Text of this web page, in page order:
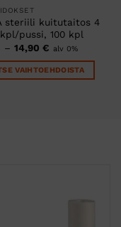
steriili kuitutaitos 4
pussi, 100 kpl
– 14,90 €Hintaluokka:
-
14,90 €
alv 0%
VAIHTOEHDOISTA